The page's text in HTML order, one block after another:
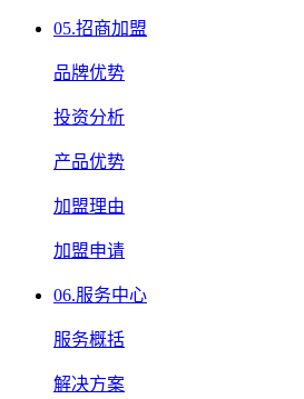
05.招商加盟
品牌优势
投资分析
产品优势
加盟理由
加盟申请
06.服务中心
服务概括
解决方案